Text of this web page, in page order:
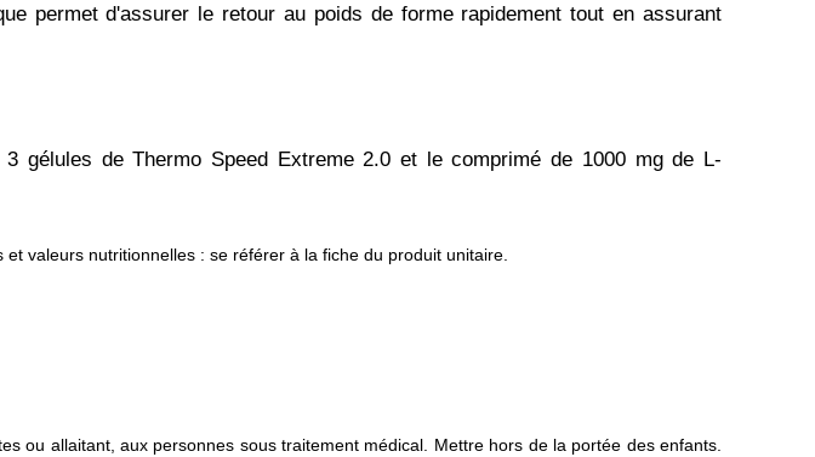
permet d'assurer le retour au poids de forme rapidement tout en assurant
gélules de Thermo Speed Extreme 2.0 et le comprimé de 1000 mg de L-
et valeurs nutritionnelles : se référer à la fiche du produit unitaire.
ou allaitant, aux personnes sous traitement médical. Mettre hors de la portée des enfants.